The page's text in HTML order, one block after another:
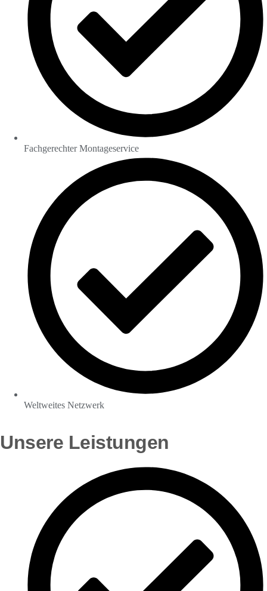
Fachgerechter Montageservice
Weltweites Netzwerk
Unsere Leistungen